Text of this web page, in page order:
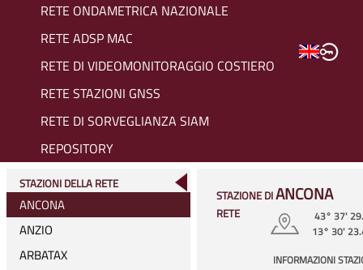
RETE ONDAMETRICA NAZIONALE
RETE ADSP MAC
RETE DI VIDEOMONITORAGGIO COSTIERO
RETE STAZIONI GNSS
RETE DI SORVEGLIANZA SIAM
REPOSITORY
STAZIONI DELLA RETE
ANCONA
ANZIO
ARBATAX
STAZIONE DIANCONA
43° 37'
13° 30'
INFORMAZIONI
RETE